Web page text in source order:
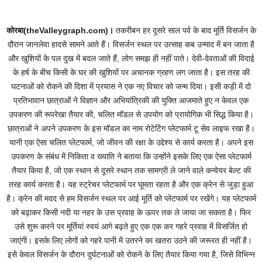
कोरबा(theValleygraph.com)। तकरीबन हर दूसरे साल पर्व के बाद मूर्ति विसर्जन के
दौरान जानलेवा हादसे सामने आते हैं। विसर्जन स्थल पर उत्साह कब उन्माद में बन जाता है
और खुशियों के पल दुख में बदल जाते हैं, लोग समझ ही नहीं पाते। देवी-देवताओं की विदाई
के हर्ष के बीच किसी के घर की खुशियों पर अचानक ग्रहण लग जाता है। इस तरह की
घटनाओं को रोकने की दिशा में प्रयास ने एक नए विचार को जन्म दिया। इसी कड़ी में दो
प्रतिभावान छात्राओं ने विज्ञान और अभियांत्रिकी की युक्ति आजमाते हुए न केवल एक
उपकरण की रूपरेखा तैयार की, चलित मॉडल से उपयोग को प्रायोगिक भी सिद्ध किया है।
छात्राओं ने अपने उपकरण के इस मॉडल का नाम रोटेटिंग प्लेटफार्म टू सेव लाइफ रखा है।
यानी एक ऐसा चलित प्लेटफार्म, जो जीवन की रक्षा के उद्देश्य से कार्य करता है। अपने इस
उपकरण के संबंध में निकिता व ख्याति ने बताया कि उन्होंने इसके लिए एक ऐसा प्लेटफार्म
तैयार किया है, जो एक स्थान से दूसरे स्थान तक सामग्री ले जाने वाले कन्वेयर बेल्ट की
तरह कार्य करता है। यह स्ट्रेचर प्लेटफार्म पर घूमता रहता है और एक क्रेन से जुड़ा हुआ
है। क्रेन की मदद से हम विसर्जन स्थल पर आई मूर्ति को प्लेटफार्म पर रखेंगे। यह प्लेटफार्म
को बढ़ाकर किसी नदी या नहर के उस प्रवाह के ऊपर तक ले जाया जा सकता है। फिर
उसे शुरू करने पर मूर्तियां स्वयं आगे बढ़ते हुए एक एक कर गहरे प्रवाह में विसर्जित हो
जाएंगी। इसके लिए लोगों को गहरे पानी में उतरने का खतरा उठने की जरूरत ही नहीं है।
इसे केवल विसर्जन के दौरान दुर्घटनाओं को रोकने के लिए तैयार किया गया है, जिसे विभिन्न